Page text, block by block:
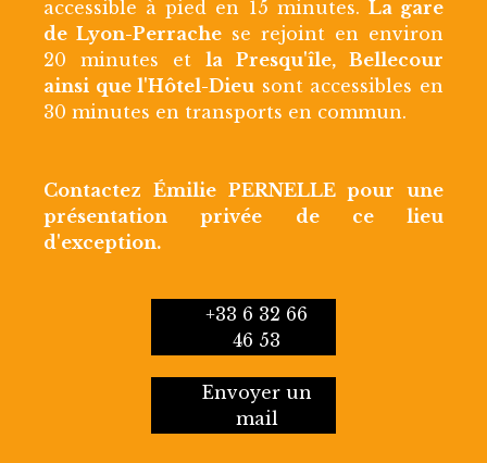
accessible à pied en 15 minutes. La gare
de Lyon-Perrache se rejoint en environ
20 minutes et la Presqu'île, Bellecour
ainsi que l'Hôtel-Dieu sont accessibles en
30 minutes en transports en commun.
Contactez Émilie PERNELLE pour une
présentation privée de ce lieu
d'exception.
+33 6 32 66
46 53
Envoyer un
mail